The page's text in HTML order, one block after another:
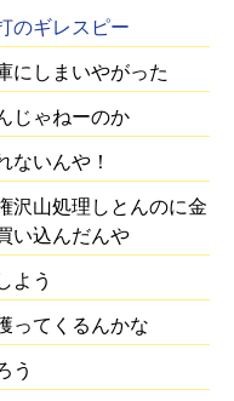
のギレスピー
にしまいやがった
じゃねーのか
ないんや！
沢山処理しとんのに金
い込んだんや
よう
ってくるんかな
う